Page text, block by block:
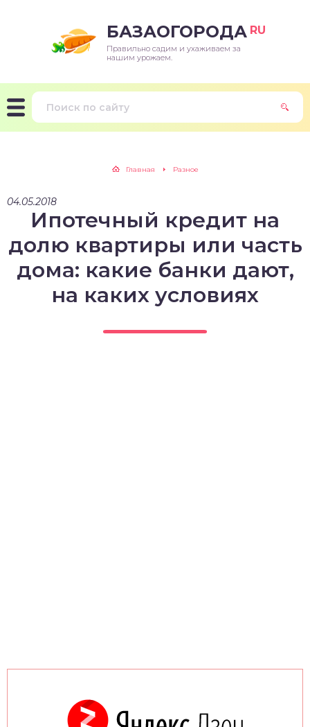
БАЗАОГОРОДА RU
Правильно садим и ухаживаем за
нашим урожаем.
Главная Разное
04.05.2018
Ипотечный кредит на
долю квартиры или часть
дома: какие банки дают,
на каких условиях